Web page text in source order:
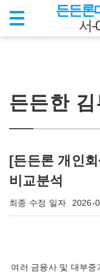
든든론
서-
든든한
[든든론 개인
비교분석
최종 수정 일자 2026-
여러 금융사 및 대부중